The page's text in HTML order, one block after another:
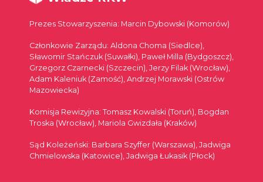
Prezes Stowarzyszenia: Marcin Dybowski (Komorów)
Członkowie Zarządu: Aldona Choma (Siedlce),
Sławomir Stańczuk (Suwałki), Paweł Milla (Bydgoszcz),
Grzegorz Czarnecki (Szczecin), Jerzy Filak (Wrocław),
Adam Kaleniuk (Zamość), Andrzej Morawski (Ostrów
Mazowiecka)
Komisja Rewizyjna: Tomasz Kowalski (Toruń), Bogdan
Troska (Wrocław), Mariola Gwizdała (Kraków)
Sąd Koleżeński: Barbara Szyffer (Warszawa), Jadwiga
Chmielowska (Katowice), Jadwiga Łukasik (Płock)